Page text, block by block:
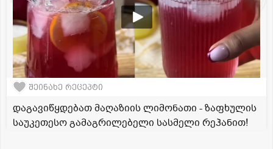
შეინახე რეცეპტი
დაგავიწყდებათ მაღაზიის ლიმონათი - ზაფხულის
საუკეთესო გამაგრილებელი სასმელი რეჰანით!